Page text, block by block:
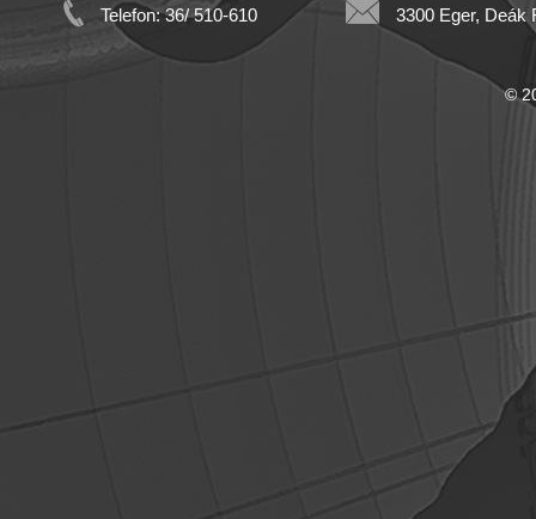
Telefon: 36/ 510-610 3300 Eger, Deák
©